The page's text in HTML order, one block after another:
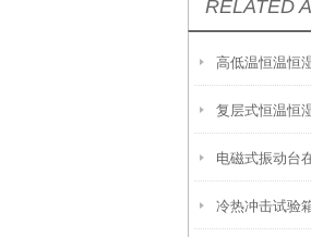
RELATED
高低温恒温恒
何进行？
复层式恒温恒
指南
电磁式振动台
冷热冲击试验